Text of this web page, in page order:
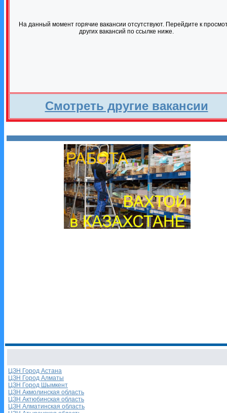
На данный момент горячие вакансии отсутствуют. Перейдите к
других вакансий по ссылке ниже.
Смотреть другие вакансии
ЦЗН Город Астана
ЦЗН Город Алматы
ЦЗН Город Шымкент
ЦЗН Акмолинская область
ЦЗН Актюбинская область
ЦЗН Алматинская область